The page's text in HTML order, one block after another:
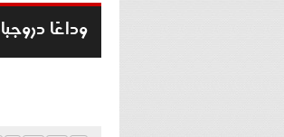
وداعًا